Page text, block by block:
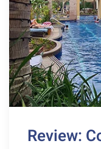
Review: